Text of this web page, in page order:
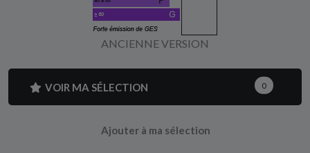
ANCIENNE VERSION
VOIR MA SÉLECTION 0
Ajouter à ma sélection